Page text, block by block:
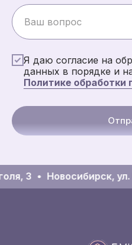
Я даю согласие на
данных в порядке и
Политике
3 Новосибирск, ул.